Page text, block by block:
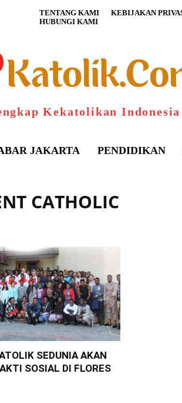
TENTANG KAMI KEBIJAKAN
HUBUNGI KAMI
Kekatolikan Indonesia
JAKARTA PENDIDIKAN
CATHOLIC
SEDUNIA AKAN
SOSIAL DI FLORES